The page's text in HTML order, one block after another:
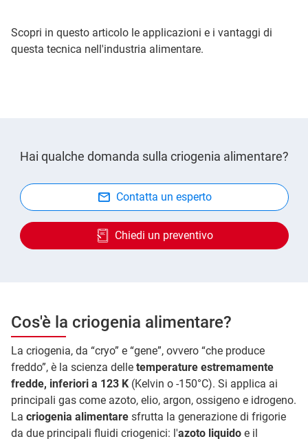
Scopri in questo articolo le applicazioni e i vantaggi di
questa tecnica nell'industria alimentare.
Hai qualche domanda sulla criogenia alimentare?
Contatta un esperto
Chiedi un preventivo
Cos'è la criogenia alimentare?
La criogenia, da “cryo” e “gene”, ovvero “che produce
freddo”, è la scienza delle temperature estremamente
fredde, inferiori a 123 K (Kelvin o -150°C). Si applica ai
principali gas come azoto, elio, argon, ossigeno e idrogeno.
La criogenia alimentare sfrutta la generazione di frigorie
da due principali fluidi criogenici: l'azoto liquido e il